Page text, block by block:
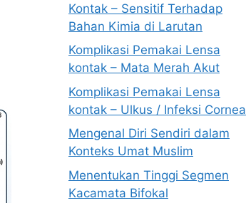
Kontak – Sensitif Terhadap
Bahan Kimia di Larutan
Komplikasi Pemakai Lensa
kontak – Mata Merah Akut
Komplikasi Pemakai Lensa
kontak – Ulkus / Infeksi Cornea
Mengenal Diri Sendiri dalam
Konteks Umat Muslim
Menentukan Tinggi Segmen
Kacamata Bifokal